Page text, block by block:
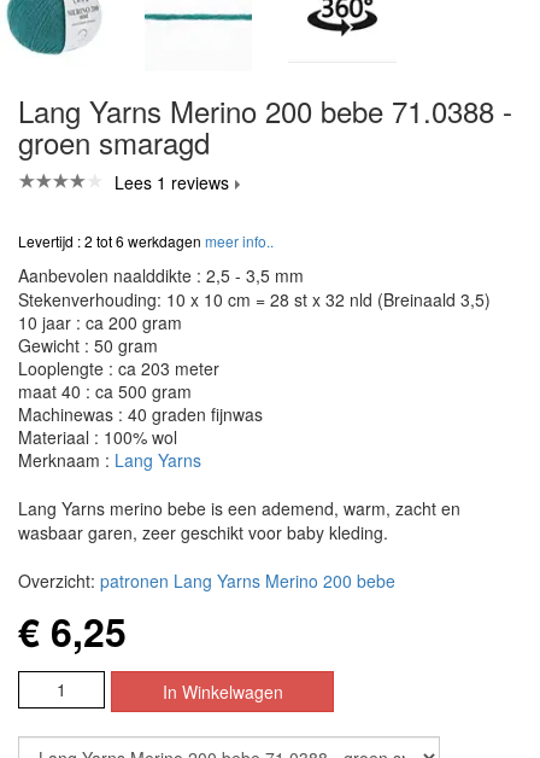
Lang Yarns Merino 200 bebe 71.0388 -
groen smaragd
Lees 1 reviews
Levertijd : 2 tot 6 werkdagen meer info..
Aanbevolen naalddikte : 2,5 - 3,5 mm
Stekenverhouding: 10 x 10 cm = 28 st x 32 nld (Breinaald 3,5)
10 jaar : ca 200 gram
Gewicht : 50 gram
Looplengte : ca 203 meter
maat 40 : ca 500 gram
Machinewas : 40 graden fijnwas
Materiaal : 100% wol
Merknaam : Lang Yarns
Lang Yarns merino bebe is een ademend, warm, zacht en
wasbaar garen, zeer geschikt voor baby kleding.
Overzicht: patronen Lang Yarns Merino 200 bebe
€ 6,25